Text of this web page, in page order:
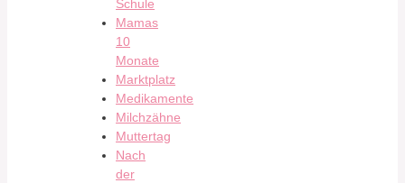
Schule
Mamas
10
Monate
Marktplatz
Medikamente
Milchzähne
Muttertag
Nach
der